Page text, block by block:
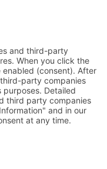
Ce consentement
plus
protection des